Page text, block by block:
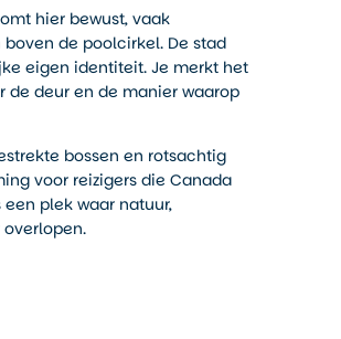
hier bewust, vaak
de poolcirkel. De stad
eigen identiteit. Je merkt het
deur en de manier waarop
bossen en rotsachtig
voor reizigers die Canada
plek waar natuur,